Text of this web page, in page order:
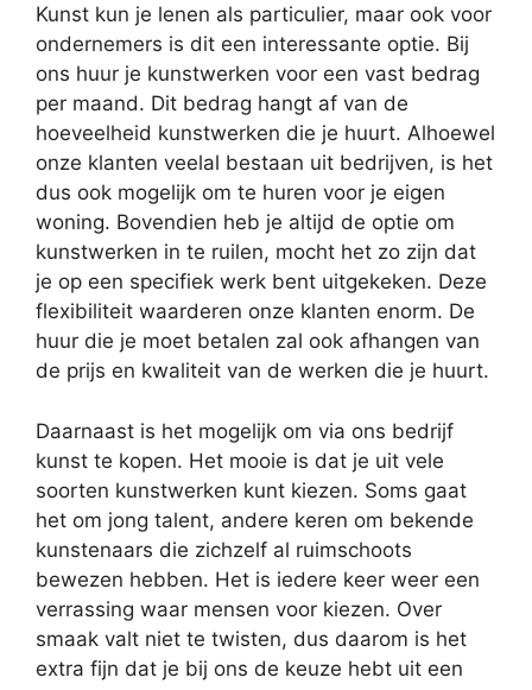
Kunst kun je lenen als particulier, maar ook voor
ondernemers is dit een interessante optie. Bij
ons huur je kunstwerken voor een vast bedrag
per maand. Dit bedrag hangt af van de
hoeveelheid kunstwerken die je huurt. Alhoewel
onze klanten veelal bestaan uit bedrijven, is het
dus ook mogelijk om te huren voor je eigen
woning. Bovendien heb je altijd de optie om
kunstwerken in te ruilen, mocht het zo zijn dat
je op een specifiek werk bent uitgekeken. Deze
flexibiliteit waarderen onze klanten enorm. De
huur die je moet betalen zal ook afhangen van
de prijs en kwaliteit van de werken die je huurt.
Daarnaast is het mogelijk om via ons bedrijf
kunst te kopen. Het mooie is dat je uit vele
soorten kunstwerken kunt kiezen. Soms gaat
het om jong talent, andere keren om bekende
kunstenaars die zichzelf al ruimschoots
bewezen hebben. Het is iedere keer weer een
verrassing waar mensen voor kiezen. Over
smaak valt niet te twisten, dus daarom is het
extra fijn dat je bij ons de keuze hebt uit een